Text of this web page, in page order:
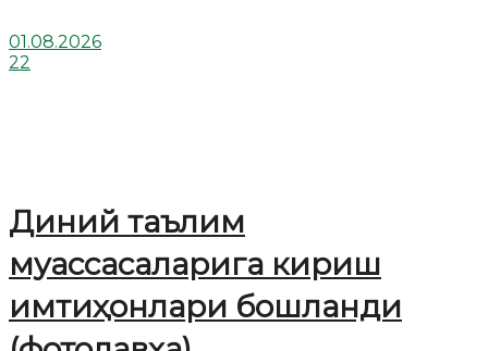
01.08.2026
22
Диний таълим
муассасаларига кириш
имтиҳонлари бошланди